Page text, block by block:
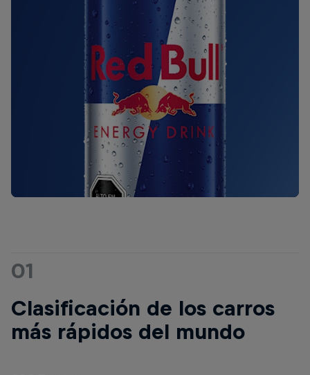
01
Clasificación de los carros
más rápidos del mundo